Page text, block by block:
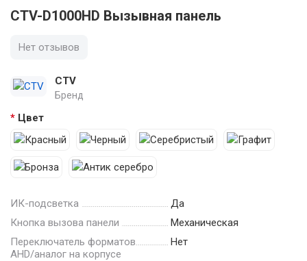
CTV-D1000HD Вызывная панель
Нет отзывов
CTV
Бренд
Цвет
ИК-подсветка
Да
Кнопка вызова панели
Механическая
Переключатель форматов
AHD/аналог на корпусе
Нет